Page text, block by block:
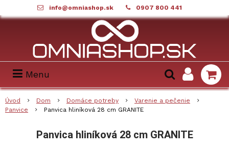
info@omniashop.sk 0907 800 441
Menu
Úvod Dom Domáce potreby
Varenie a pečenie
Panvice
Panvica hliníková 28 cm GRANITE
Panvica hliníková 28 cm GRANITE